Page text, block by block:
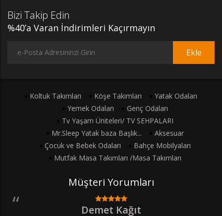
Bizi Takip Edin
%40’a Varan İndirimleri Kaçırmayın
Ekle
Koltuk Takımları Köşe Takımları
Yatak Odaları
Yemek Odaları
Genç Odaları
Tv Yaşam Üniteleri/ TV SEHPALARI
Mr.Sleep Yatak baza Başlık...
Aksesuar
Çocuk ve Bebek Odaları
Bahçe Mobilyaları
Mutfak Masa Takımları /Masa Takımları
Müşteri Yorumları
Demet Kağıt